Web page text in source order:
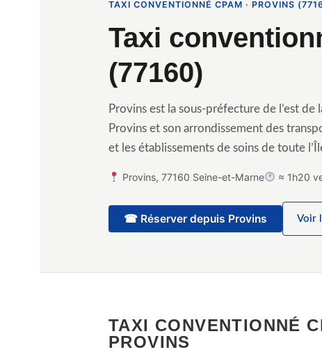
TAXI CONVENTIONNÉ CPAM · PROVINS
Taxi
(77160)
Provins est la sous-préfecture de l’est
Provins et son arrondissement des
et les établissements de soins de toute
Provins, 77160 Seine-et-Marne ≈ 1h20
☎ Réserver depuis Provins Voir
TAXI CONVENTIONNÉ
PROVINS